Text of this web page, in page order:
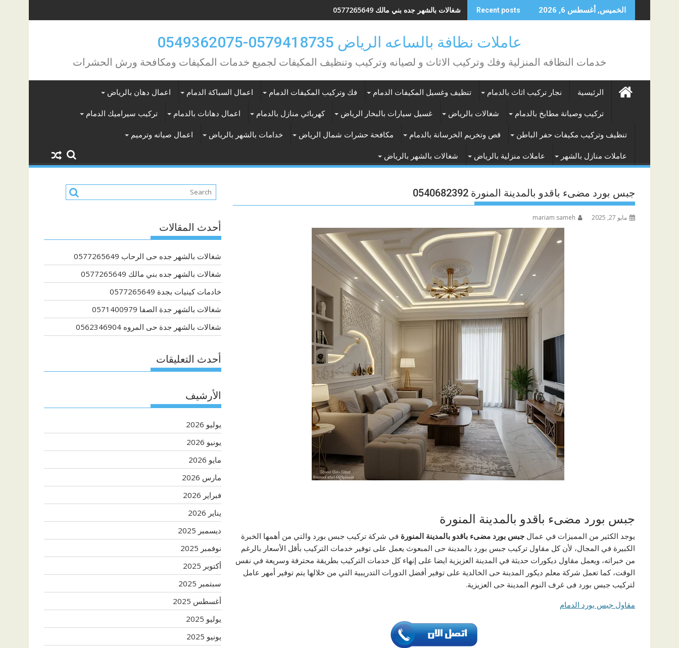
to
الخميس, أغسطس 6, 2026 Recent posts شغالات بالشهر جده بني مالك 0577265649
عاملات نظافة بالساعه الرياض 0579418735-0549362075
خدمات النظافه المنزلية وفك وتركيب الاثاث و لصيانه وتركيب وتنظيف المكيفات لجميع خدمات المكيفات ومكافحة ورش الحشرات
الرئيسية نجار تركيب اثاث بالدمام تنظيف وغسيل المكيفات الدمام فك وتركيب المكيفات الدمام اعمال السباكة الدمام اعمال دهان بالرياض
تركيب وصيانة مطابخ بالدمام شغالات بالرياض غسيل سيارات بالبخار الرياض كهربائي منازل بالدمام اعمال دهانات بالدمام تركيب سيراميك الدمام
تنظيف وتركيب مكيفات حفر الباطن قص وتخريم الخرسانة بالدمام مكافحة حشرات شمال الرياض خدامات بالشهر بالرياض اعمال صيانه وترميم
عاملات منازل بالشهر عاملات منزلية بالرياض شغالات بالشهر بالرياض
جبس بورد مضىء باقدو بالمدينة المنورة 0540682392
مايو 27, 2025 mariam sameh
جبس بورد مضىء باقدو بالمدينة المنورة
يوجد الكثير من المميزات في عمال جبس بورد مضىء باقدو بالمدينة المنورة في شركة تركيب جبس بورد والتي من أهمها الخبرة
الكبيرة في المجال، لأن كل مقاول تركيب جبس بورد بالمدينة حى المبعوث يعمل على توفير خدمات التركيب بأقل الأسعار بالرغم
من خبراته، ويعمل مقاول ديكورات حديثة في المدينة العزيزية ايضا على إنهاء كل خدمات التركيب بطريقة محترفة وسريعة في نفس
الوقت، كما تعمل شركة معلم ديكور المدينة حى الخالدية على توفير أفضل الدورات التدريبية التي من خلالها يتم توفير أمهر عامل
لتركيب جبس بورد فى غرف النوم المدينة حى العزيزية.
مقاول جبس بورد الدمام
أحدث المقالات
شغالات بالشهر جده حى الرحاب 0577265649
شغالات بالشهر جده بني مالك 0577265649
خادمات كينيات بجدة 0577265649
شغالات بالشهر جدة الصفا 0571400979
شغالات بالشهر جدة حى المروه 0562346904
أحدث التعليقات
الأرشيف
يوليو 2026
يونيو 2026
مايو 2026
مارس 2026
فبراير 2026
يناير 2026
ديسمبر 2025
نوفمبر 2025
أكتوبر 2025
سبتمبر 2025
أغسطس 2025
يوليو 2025
يونيو 2025